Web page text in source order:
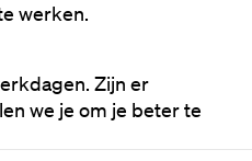
werken.
Zijn er
we je om je beter te